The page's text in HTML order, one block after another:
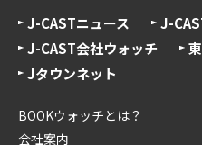
J-CASTニュース
J-
J-CAST会社ウォッチ
Jタウンネット
BOOKウォッチとは？
会社案内